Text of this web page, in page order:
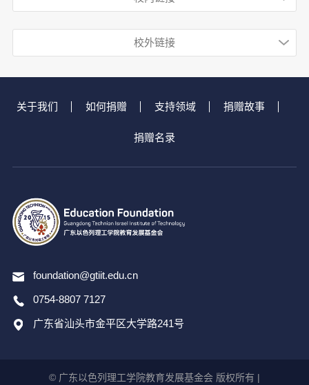
校外链接
关于我们 如何捐赠 支持领域 捐赠故事
捐赠名录
foundation@gtiit.edu.cn
0754-8807 7127
广东省汕头市金平区大学路241号
© 广东以色列理工学院教育发展基金会 版权所有 |